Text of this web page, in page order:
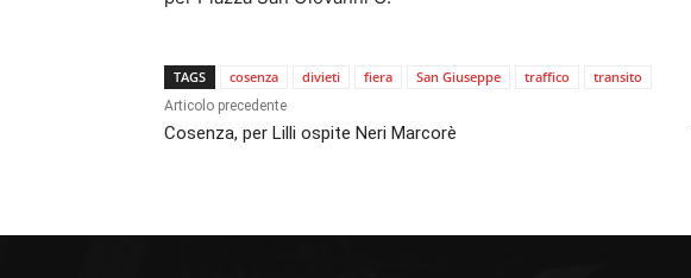
TAGS cosenza divieti fiera San Giuseppe traffico transito
Articolo precedente
Cosenza, per Lilli ospite Neri Marcorè